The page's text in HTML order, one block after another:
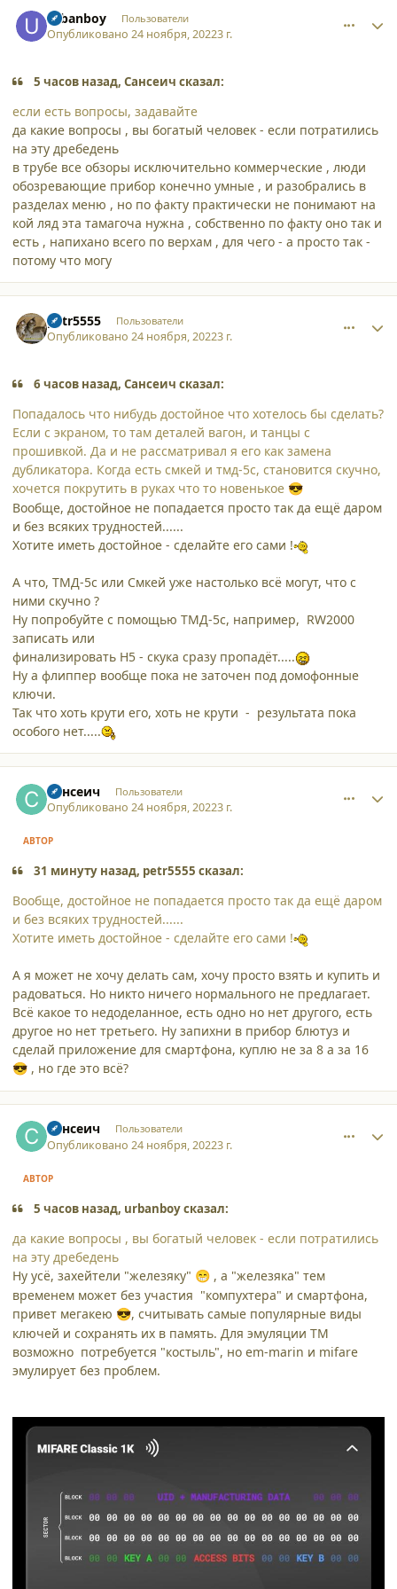
urbanboy Пользователи
Опубликовано24 ноября, 20223 г.
5 часов назад, Сансеич сказал:
если есть вопросы, задавайте
да какие вопросы , вы богатый человек - если потратились
на эту дребедень
в трубе все обзоры исключительно коммерческие , люди
обозревающие прибор конечно умные , и разобрались в
разделах меню , но по факту практически не понимают на
кой ляд эта тамагоча нужна , собственно по факту оно так и
есть , напихано всего по верхам , для чего - а просто так -
потому что могу
petr5555 Пользователи
Опубликовано24 ноября, 20223 г.
6 часов назад, Сансеич сказал:
Попадалось что нибудь достойное что хотелось бы сделать?
Если с экраном, то там деталей вагон, и танцы с
прошивкой. Да и не рассматривал я его как замена
дубликатора. Когда есть смкей и тмд-5с, становится скучно,
хочется покрутить в руках что то новенькое 😎
Вообще, достойное не попадается просто так да ещё даром
и без всяких трудностей......
Хотите иметь достойное - сделайте его сами !
А что, ТМД-5с или Смкей уже настолько всё могут, что с
ними скучно ?
Ну попробуйте с помощью ТМД-5с, например, RW2000
записать или
финализировать H5 - скука сразу пропадёт.....
Ну а флиппер вообще пока не заточен под домофонные
ключи.
Так что хоть крути его, хоть не крути - результата пока
особого нет.....
Сансеич Пользователи
Опубликовано24 ноября, 20223 г.
АВТОР
31 минуту назад, petr5555 сказал:
Вообще, достойное не попадается просто так да ещё даром
и без всяких трудностей......
Хотите иметь достойное - сделайте его сами !
А я может не хочу делать сам, хочу просто взять и купить и
радоваться. Но никто ничего нормального не предлагает.
Всё какое то недоделанное, есть одно но нет другого, есть
другое но нет третьего. Ну запихни в прибор блютуз и
сделай приложение для смартфона, куплю не за 8 а за 16
😎 , но где это всё?
Сансеич Пользователи
Опубликовано24 ноября, 20223 г.
АВТОР
5 часов назад, urbanboy сказал:
да какие вопросы , вы богатый человек - если потратились
на эту дребедень
Ну усё, захейтели "железяку" 😁 , а "железяка" тем
временем может без участия "компухтера" и смартфона,
привет мегакею 😎, считывать самые популярные виды
ключей и сохранять их в память. Для эмуляции ТМ
возможно потребуется "костыль", но em-marin и mifare
эмулирует без проблем.